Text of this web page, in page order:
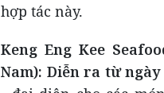
hợp tác này.
Keng Eng Kee
Nam): Diễn ra từngày